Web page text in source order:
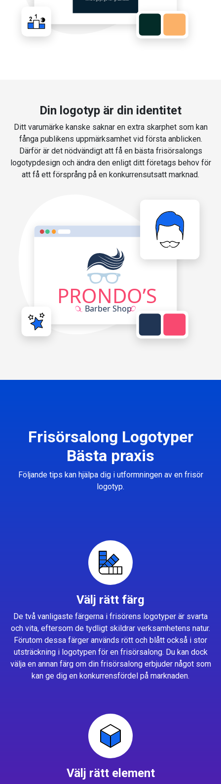
Din logotyp är din identitet
Ditt varumärke kanske saknar en extra skarphet som kan
fånga publikens uppmärksamhet vid första anblicken.
Därför är det nödvändigt att få en bästa frisörsalongs
logotypdesign och ändra den enligt ditt företags behov för
att få ett försprång på en konkurrensutsatt marknad.
Frisörsalong Logotyper
Bästa praxis
Följande tips kan hjälpa dig i utformningen av en frisör
logotyp.
Välj rätt färg
De två vanligaste färgerna i frisörens logotyper är svarta
och vita, eftersom de tydligt skildrar verksamhetens natur.
Förutom dessa färger används rött och blått också i stor
utsträckning i logotypen för en frisörsalong. Du kan dock
välja en annan färg om din frisörsalong erbjuder något som
kan ge dig en konkurrensfördel på marknaden.
Välj rätt element